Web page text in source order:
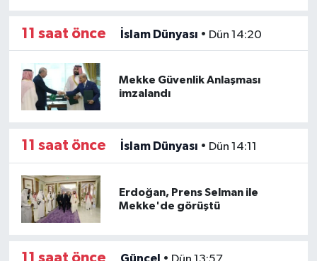
11 saat önce İslam Dünyası • Dün 14:20
Mekke Güvenlik Anlaşması
imzalandı
11 saat önce İslam Dünyası • Dün 14:11
Erdoğan, Prens Selman ile
Mekke'de görüştü